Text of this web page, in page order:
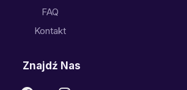
FAQ
Kontakt
Znajdź Nas